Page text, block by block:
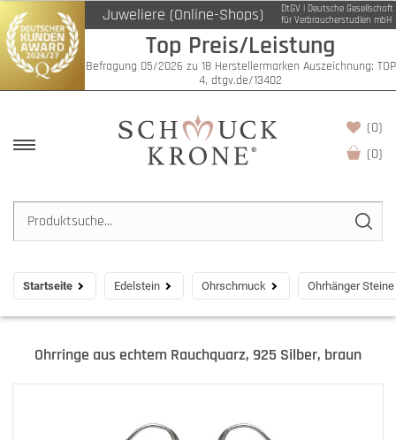
Juweliere (Online-Shops)
DtGV | Deutsche Gesellschaft
für Verbraucherstudien mbH
Top Preis/Leistung
Befragung 05/2026 zu 18 Herstellermarken Auszeichnung: TOP
4, dtgv.de/13402
(0)
(0)
Startseite Edelstein Ohrschmuck Ohrhänger Steine
Ohrringe aus echtem Rauchquarz, 925 Silber, braun